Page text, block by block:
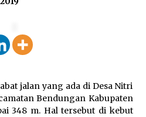
Berjalan
2026
Terbaik dan Enak di
jalan yang ada di Desa Nitri
Bendungan Kabupaten
348 m. Hal tersebut di kebut